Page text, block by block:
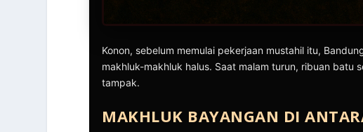
Konon, sebelum memulai pekerjaan mustahil itu,
makhluk-makhluk halus. Saat malam turun, ribuan
tampak.
MAKHLUK BAYANGAN DI